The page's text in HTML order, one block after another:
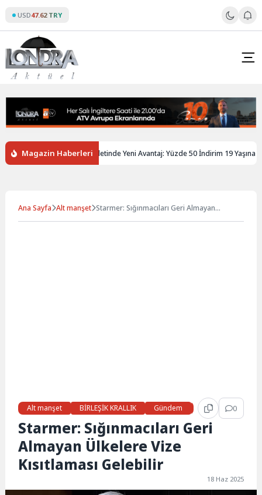
content
USD47.62 TRY
Magazin Haberleri
Gençlere Tren Biletinde Yeni Avantaj: Yüzde 50 İndirim 19 Yaşına
Ana Sayfa Alt manşet Starmer: Sığınmacıları Geri Almayan
Alt manşet BİRLEŞİK KRALLIK Gündem Haberler 0
Starmer: Sığınmacıları Geri
Almayan Ülkelere Vize
Kısıtlaması Gelebilir
18 Haz 2025